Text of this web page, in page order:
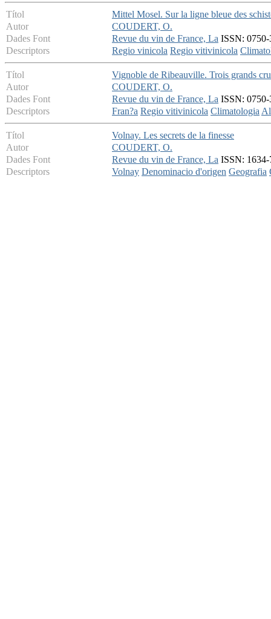
Títol
Mittel Mosel. Sur la ligne bleue des
Autor
COUDERT, O.
Dades Font
Revue du vin de France, La ISSN:
Descriptors
Regio vinicola Regio vitivinicola
Títol
Vignoble de Ribeauville. Trois grands
Autor
COUDERT, O.
Dades Font
Revue du vin de France, La ISSN:
Descriptors
Fran?a Regio vitivinicola Climatologia
Títol
Volnay. Les secrets de la finesse
Autor
COUDERT, O.
Dades Font
Revue du vin de France, La ISSN:
Descriptors
Volnay Denominacio d'origen Geografia